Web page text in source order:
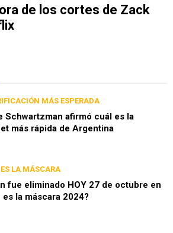
de los cortes de Zack
MÁS ESPERADA
Schwartzman afirmó cuál es la
más rápida de Argentina
LA MÁSCARA
fue eliminado HOY 27 de octubre en
es la máscara 2024?